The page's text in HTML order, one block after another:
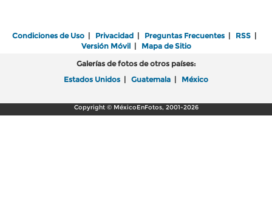
Condiciones de Uso | Privacidad | Preguntas Frecuentes | RSS |
Versión Móvil| Mapa de Sitio
Galerías de fotos de otros países:
Estados Unidos | Guatemala | México
Copyright © MéxicoEnFotos, 2001-2026